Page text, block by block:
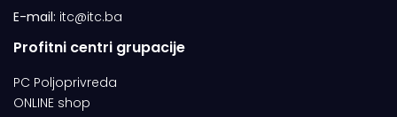
E-mail: itc@itc.ba
Profitni centri grupacije
PC Poljoprivreda
ONLINE shop